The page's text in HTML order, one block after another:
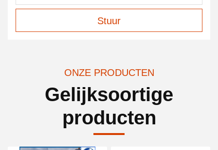
Stuur
ONZE PRODUCTEN
Gelijksoortige
producten